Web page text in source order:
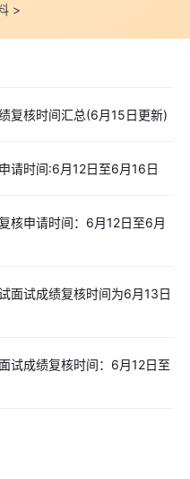
河北教资面试成绩6月12日起
>
复核时间汇总(6月15日更新)
请时间:6月12日至6月16日
核申请时间：6月12日至6月
面试成绩复核时间为6月13日
试成绩复核时间：6月12日至